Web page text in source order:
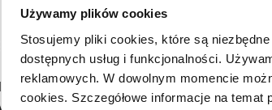
Używamy plików cookies
Stosujemy pliki cookies, które są
dostępnych usług i funkcjonalności.
reklamowych. W dowolnym momencie
cookies. Szczegółowe informacje na
na inkluzywny szpital
środowiska pracy w szpitalach